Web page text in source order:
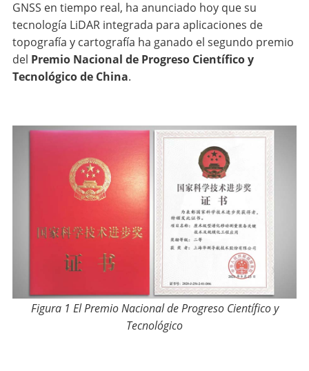
GNSS en tiempo real, ha anunciado hoy que su
tecnología LiDAR integrada para aplicaciones de
topografía y cartografía ha ganado el segundo premio
del Premio Nacional de Progreso Científico y
Tecnológico de China.
Figura 1 El Premio Nacional de Progreso Científico y
Tecnológico